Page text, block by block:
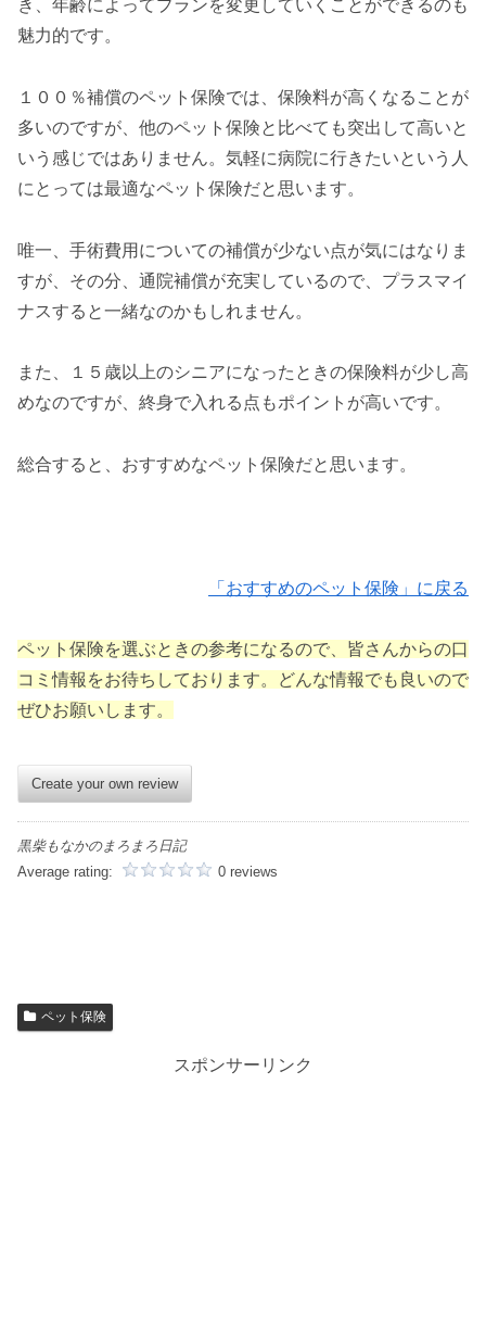
き、年齢によってプランを変更していくことができるのも
魅力的です。
１００％補償のペット保険では、保険料が高くなることが
多いのですが、他のペット保険と比べても突出して高いと
いう感じではありません。気軽に病院に行きたいという人
にとっては最適なペット保険だと思います。
唯一、手術費用についての補償が少ない点が気にはなりま
すが、その分、通院補償が充実しているので、プラスマイ
ナスすると一緒なのかもしれません。
また、１５歳以上のシニアになったときの保険料が少し高
めなのですが、終身で入れる点もポイントが高いです。
総合すると、おすすめなペット保険だと思います。
「おすすめのペット保険」に戻る
ペット保険を選ぶときの参考になるので、皆さんからの口
コミ情報をお待ちしております。どんな情報でも良いので
ぜひお願いします。
Create your own review
黒柴もなかのまろまろ日記
Average rating:
0 reviews
ペット保険
スポンサーリンク